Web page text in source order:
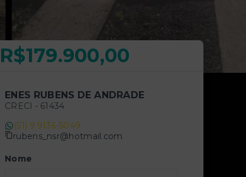
R$179.900,00
ENES RUBENS DE ANDRADE
CRECI - 61434
(51) 9 9136-5049
rubens_nsr@hotmail.com
Nome